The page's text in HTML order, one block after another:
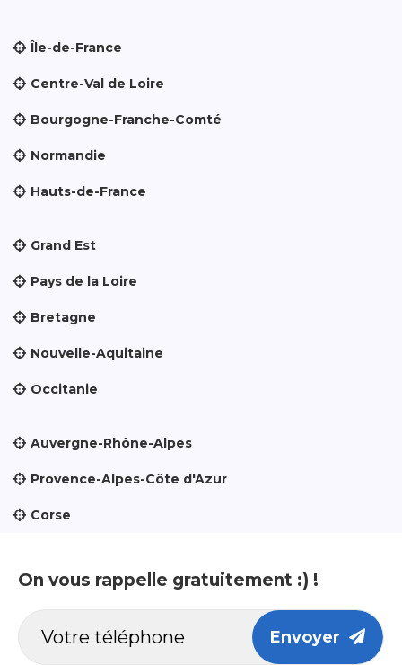
Île-de-France
Centre-Val de Loire
Bourgogne-Franche-Comté
Normandie
Hauts-de-France
Grand Est
Pays de la Loire
Bretagne
Nouvelle-Aquitaine
Occitanie
Auvergne-Rhône-Alpes
Provence-Alpes-Côte d'Azur
Corse
On vous rappelle gratuitement :) !
Envoyer